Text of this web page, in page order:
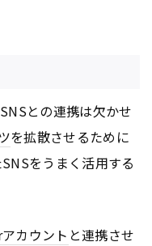
との連携は欠かせ
を拡散させるために
をうまく活用する
アカウント と連携させ